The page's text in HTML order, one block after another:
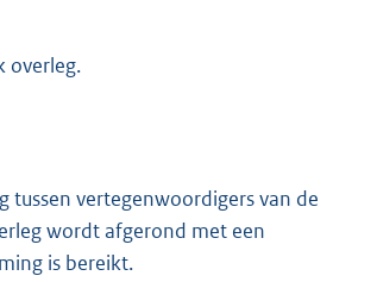
overleg.
vertegenwoordigers van de
wordt afgerond met een
is bereikt.